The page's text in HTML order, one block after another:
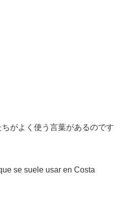
がよく使う言葉があるのです
se suele usar en Costa